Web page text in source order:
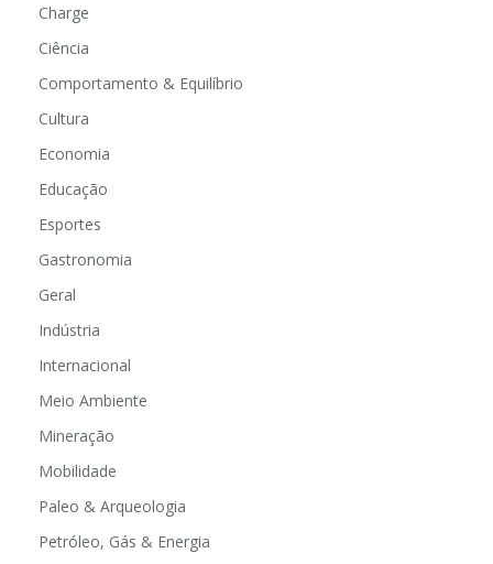
Charge
Ciência
Comportamento & Equilíbrio
Cultura
Economia
Educação
Esportes
Gastronomia
Geral
Indústria
Internacional
Meio Ambiente
Mineração
Mobilidade
Paleo & Arqueologia
Petróleo, Gás & Energia